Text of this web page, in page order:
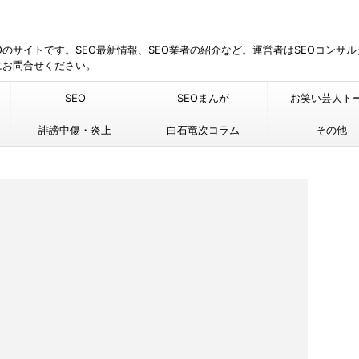
サイトです。SEO最新情報、SEO業者の紹介など。運営者はSEOコンサ
問合せください。
SEO SEOまんが お笑い芸人ト
誹謗中傷・炎上 白石竜次コラム その他